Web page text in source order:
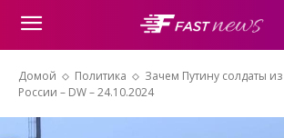
Домой Политика
Зачем Путину солдаты
России – DW – 24.10.2024